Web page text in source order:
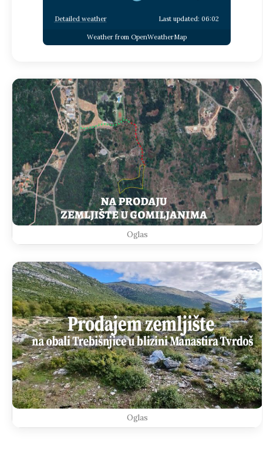
Detailed weather Last updated: 06:02
Weather from OpenWeatherMap
Oglas
Oglas